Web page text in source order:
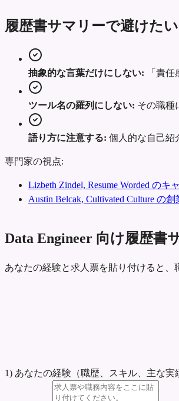
履歴書サマリーで避けた
抽象的な言葉だけにしない: 「責
ツール名の羅列にしない: その職種
語り方に注意する: 個人的な自己紹
専門家の視点:
Lizbeth Zindel, Resume Worded のキ
Austin Belcak, Cultivated Culture の創
Data Engineer 向け履歴書
あなたの経験と求人票を貼り付けると、
1) あなたの経験（職歴、スキル、主な実